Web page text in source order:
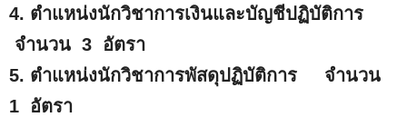
4. ตำแหน่งนักวิชาการเงินและบัญชีปฏิบัติการ
จำนวน 3 อัตรา
5. ตำแหน่งนักวิชาการพัสดุปฏิบัติการ จำนวน
1 อัตรา